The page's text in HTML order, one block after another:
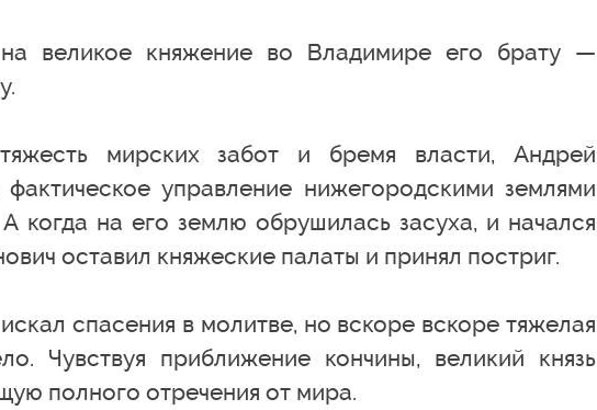
великое княжение во Владимире его брату —
мирских забот и бремя власти, Андрей
управление нижегородскими землями
когда на его землю обрушилась засуха, и начался
оставил княжеские палаты и принял постриг.
спасения в молитве, но вскоре вскоре тяжелая
Чувствуя приближение кончины, великий князь
полного отречения от мира.